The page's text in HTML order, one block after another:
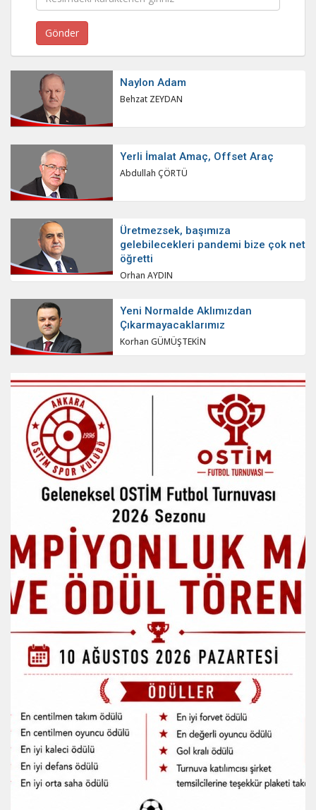
Naylon Adam
Behzat ZEYDAN
Yerli İmalat Amaç, Offset Araç
Abdullah ÇÖRTÜ
Üretmezsek, başımıza
gelebilecekleri pandemi bize çok net
öğretti
Orhan AYDIN
Yeni Normalde Aklımızdan
Çıkarmayacaklarımız
Korhan GÜMÜŞTEKİN